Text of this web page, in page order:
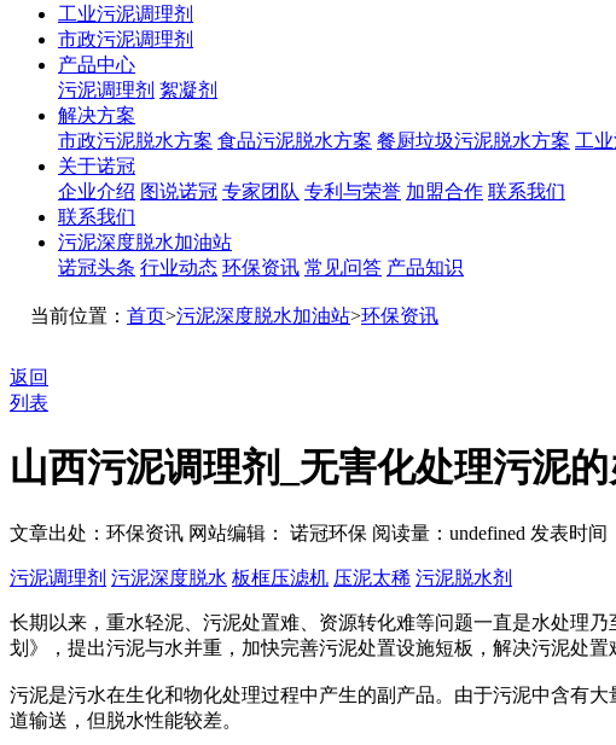
工业污泥调理剂
市政污泥调理剂
产品中心
污泥调理剂 絮凝剂
解决方案
市政污泥脱水方案 食品污泥脱水方案 餐厨垃圾污泥脱水方案 工
关于诺冠
企业介绍 图说诺冠 专家团队 专利与荣誉 加盟合作 联系我们
联系我们
污泥深度脱水加油站
诺冠头条 行业动态 环保资讯 常见问答 产品知识
当前位置： 首页>污泥深度脱水加油站>环保资讯
返回
列表
山西污泥调理剂_无害化处理污泥
文章出处：环保资讯 网站编辑： 诺冠环保 阅读量： undefined 发表时间
污泥调理剂 污泥深度脱水 板框压滤机 压泥太稀 污泥脱水剂
长期以来，重水轻泥、污泥处置难、资源转化难等问题一直是水处理
划》，提出污泥与水并重，加快完善污泥处置设施短板，解决污泥处置
污泥是污水在生化和物化处理过程中产生的副产品。由于污泥中含有
道输送，但脱水性能较差。